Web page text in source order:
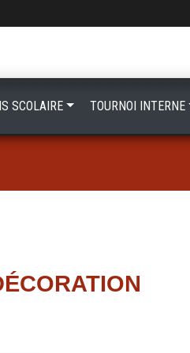
SCOLAIRE TOURNOI INTERNE